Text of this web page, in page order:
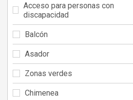
Acceso para personas con
discapacidad
Balcón
Asador
Zonas verdes
Chimenea